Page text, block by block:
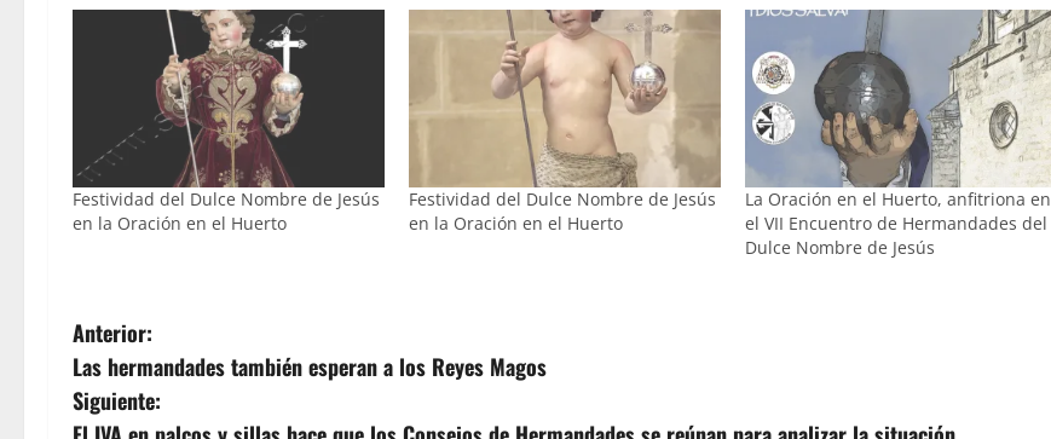
Festividad del Dulce Nombre de Jesús
en la Oración en el Huerto
Festividad del Dulce Nombre de Jesús
en la Oración en el Huerto
La Oración en el Huerto, anfitriona en
el VII Encuentro de Hermandades del
Dulce Nombre de Jesús
N
a
Anterior:
Las hermandades también esperan a los Reyes Magos
Siguiente: